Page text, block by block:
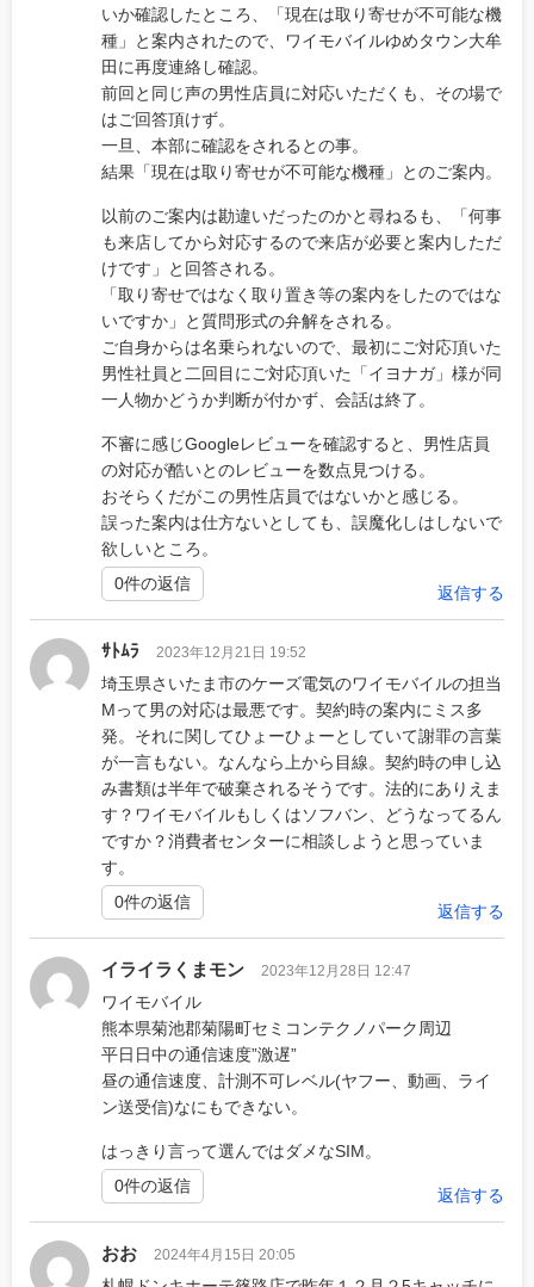
いか確認したところ、「現在は取り寄せが不可能な機
種」と案内されたので、ワイモバイルゆめタウン大牟
田に再度連絡し確認。
前回と同じ声の男性店員に対応いただくも、その場で
はご回答頂けず。
一旦、本部に確認をされるとの事。
結果「現在は取り寄せが不可能な機種」とのご案内。
以前のご案内は勘違いだったのかと尋ねるも、「何事
も来店してから対応するので来店が必要と案内しただ
けです」と回答される。
「取り寄せではなく取り置き等の案内をしたのではな
いですか」と質問形式の弁解をされる。
ご自身からは名乗られないので、最初にご対応頂いた
男性社員と二回目にご対応頂いた「イヨナガ」様が同
一人物かどうか判断が付かず、会話は終了。
不審に感じGoogleレビューを確認すると、男性店員
の対応が酷いとのレビューを数点見つける。
おそらくだがこの男性店員ではないかと感じる。
誤った案内は仕方ないとしても、誤魔化しはしないで
欲しいところ。
返信する
0件の返信
ｻﾄﾑﾗ 2023年12月21日 19:52
埼玉県さいたま市のケーズ電気のワイモバイルの担当
Mって男の対応は最悪です。契約時の案内にミス多
発。それに関してひょーひょーとしていて謝罪の言葉
が一言もない。なんなら上から目線。契約時の申し込
み書類は半年で破棄されるそうです。法的にありえま
す？ワイモバイルもしくはソフバン、どうなってるん
ですか？消費者センターに相談しようと思っていま
す。
返信する
0件の返信
イライラくまモン 2023年12月28日 12:47
ワイモバイル
熊本県菊池郡菊陽町セミコンテクノパーク周辺
平日日中の通信速度”激遅”
昼の通信速度、計測不可レベル(ヤフー、動画、ライ
ン送受信)なにもできない。
はっきり言って選んではダメなSIM。
返信する
0件の返信
おお 2024年4月15日 20:05